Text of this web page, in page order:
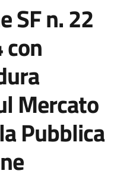
SF n. 22
Mercato
Pubblica